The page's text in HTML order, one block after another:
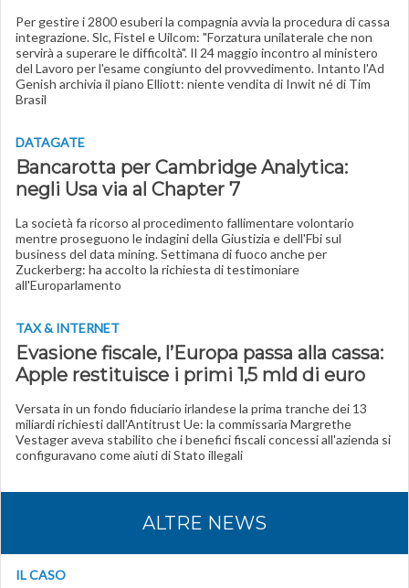
Per gestire i 2800 esuberi la compagnia avvia la procedura di cassa
integrazione. Slc, Fistel e Uilcom: "Forzatura unilaterale che non
servirà a superare le difficoltà". Il 24 maggio incontro al ministero
del Lavoro per l'esame congiunto del provvedimento. Intanto l'Ad
Genish archivia il piano Elliott: niente vendita di Inwit né di Tim
Brasil
DATAGATE
Bancarotta per Cambridge Analytica:
negli Usa via al Chapter 7
La società fa ricorso al procedimento fallimentare volontario
mentre proseguono le indagini della Giustizia e dell'Fbi sul
business del data mining. Settimana di fuoco anche per
Zuckerberg: ha accolto la richiesta di testimoniare
all'Europarlamento
TAX & INTERNET
Evasione fiscale, l’Europa passa alla cassa:
Apple restituisce i primi 1,5 mld di euro
Versata in un fondo fiduciario irlandese la prima tranche dei 13
miliardi richiesti dall'Antitrust Ue: la commissaria Margrethe
Vestager aveva stabilito che i benefici fiscali concessi all'azienda si
configuravano come aiuti di Stato illegali
ALTRE NEWS
IL CASO